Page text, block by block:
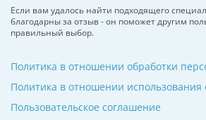
Если вам удалось найти подходящего
благодарны за отзыв - он поможет другим
правильный выбор.
Политика в отношении обработки
Политика в отношении использования
Пользовательское соглашение